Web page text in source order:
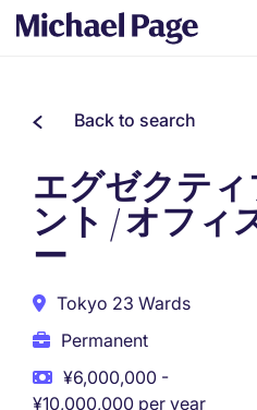
Back to search
エグゼクテ
ント / オフィ
ー
Tokyo 23 Wards
Permanent
¥6,000,000 -
¥10,000,000 per year